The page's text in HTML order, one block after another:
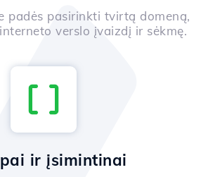
padės pasirinkti tvirtą domeną,
verslo įvaizdį ir sėkmę.
ir įsimintinai